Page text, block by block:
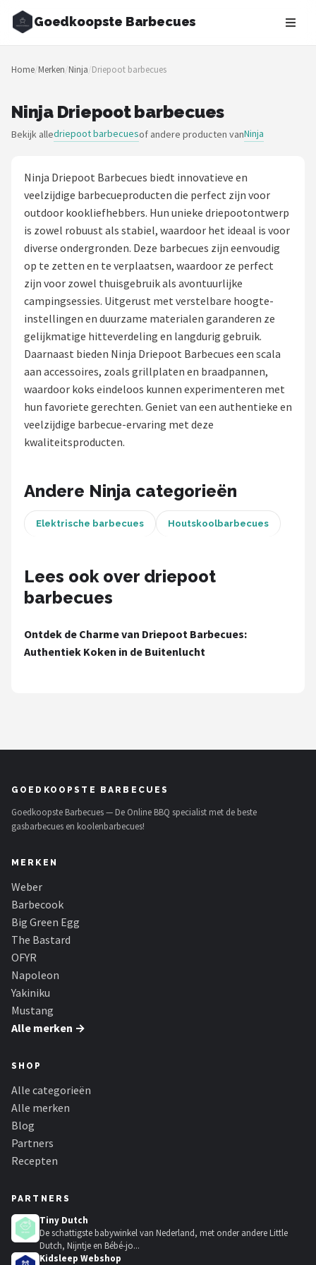
Goedkoopste Barbecues
Zoeken
NAVIGATIE
Merken
Recepten
Goedkoopste BBQ's
Gasbarbecues
Houtskoolbarbecues
Shop
POPULAIRE MERKEN
Weber
Barbecook
The Bastard
Napoleon
Yakiniku
Mustang
Home/Merken/Ninja/Driepoot barbecues
Ninja Driepoot barbecues
Bekijk alledriepoot barbecuesof andere producten vanNinja
Ninja Driepoot Barbecues biedt innovatieve en
veelzijdige barbecueproducten die perfect zijn voor
outdoor kookliefhebbers. Hun unieke driepootontwerp
is zowel robuust als stabiel, waardoor het ideaal is voor
diverse ondergronden. Deze barbecues zijn eenvoudig
op te zetten en te verplaatsen, waardoor ze perfect
zijn voor zowel thuisgebruik als avontuurlijke
campingsessies. Uitgerust met verstelbare hoogte-
instellingen en duurzame materialen garanderen ze
gelijkmatige hitteverdeling en langdurig gebruik.
Daarnaast bieden Ninja Driepoot Barbecues een scala
aan accessoires, zoals grillplaten en braadpannen,
waardoor koks eindeloos kunnen experimenteren met
hun favoriete gerechten. Geniet van een authentieke en
veelzijdige barbecue-ervaring met deze
kwaliteitsproducten.
Andere Ninja categorieën
Elektrische barbecues Houtskoolbarbecues
Lees ook over driepoot
barbecues
Ontdek de Charme van Driepoot Barbecues:
Authentiek Koken in de Buitenlucht
GOEDKOOPSTE BARBECUES
Goedkoopste Barbecues — De Online BBQ specialist met de beste
gasbarbecues en koolenbarbecues!
MERKEN
Weber
Barbecook
Big Green Egg
The Bastard
OFYR
Napoleon
Yakiniku
Mustang
Alle merken →
SHOP
Alle categorieën
Alle merken
Blog
Partners
Recepten
PARTNERS
Tiny Dutch
De schattigste babywinkel van Nederland, met onder andere Little
Dutch, Nijntje en Bébé-jo...
Kidsleep Webshop